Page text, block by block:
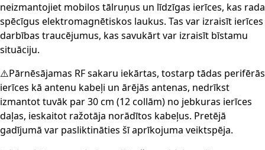
neizmantojiet mobilos tālruņus un līdzīgas ierīces, kas rada
spēcīgus elektromagnētiskos laukus. Tas var izraisīt ierīces
darbības traucējumus, kas savukārt var izraisīt bīstamu
situāciju.
⚠️Pārnēsājamas RF sakaru iekārtas, tostarp tādas perifērās
ierīces kā antenu kabeļi un ārējās antenas, nedrīkst
izmantot tuvāk par 30 cm (12 collām) no jebkuras ierīces
daļas, ieskaitot ražotāja norādītos kabeļus. Pretējā
gadījumā var pasliktināties šī aprīkojuma veiktspēja.